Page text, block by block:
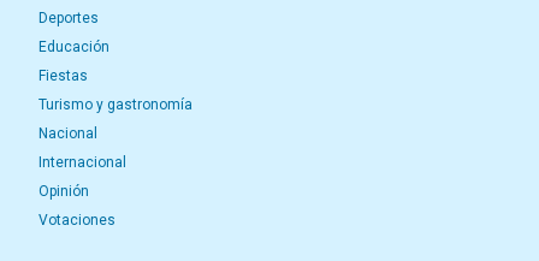
Deportes
Educación
Fiestas
Turismo y gastronomía
Nacional
Internacional
Opinión
Votaciones